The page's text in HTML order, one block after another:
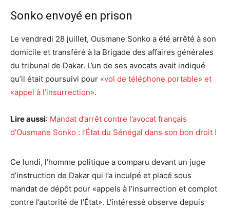
Sonko envoyé en prison
Le vendredi 28 juillet, Ousmane Sonko a été arrêté à son
domicile et transféré à la Brigade des affaires générales
du tribunal de Dakar. L’un de ses avocats avait indiqué
qu’il était poursuivi pour «vol de téléphone portable» et
«appel à l’insurrection».
Lire aussi: Mandat d’arrêt contre l’avocat français
d’Ousmane Sonko : l’État du Sénégal dans son bon droit !
Ce lundi, l’homme politique a comparu devant un juge
d’instruction de Dakar qui l’a inculpé et placé sous
mandat de dépôt pour «appels à l’insurrection et complot
contre l’autorité de l’État». L’intéressé observe depuis